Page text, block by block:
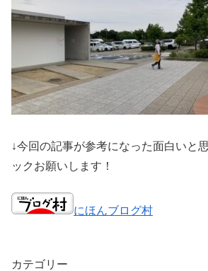
↓今回の記事が参考になった面白いと
ックお願いします！
にほんブログ村
カテゴリー